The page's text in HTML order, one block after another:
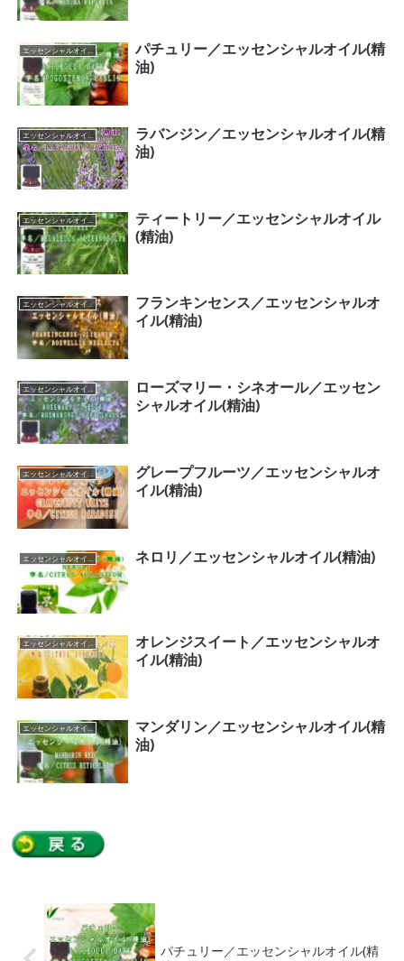
エッセンシャルオイル（カテゴリー一覧）
パチュリー／エッセンシャルオイル(精
油)
エッセンシャルオイル（カテゴリー一覧）
ラバンジン／エッセンシャルオイル(精
油)
エッセンシャルオイル（カテゴリー一覧）
ティートリー／エッセンシャルオイル
(精油)
エッセンシャルオイル（カテゴリー一覧）
フランキンセンス／エッセンシャルオ
イル(精油)
エッセンシャルオイル（カテゴリー一覧）
ローズマリー・シネオール／エッセン
シャルオイル(精油)
グレープフルーツ／エッセンシャルオ
イル(精油)
エッセンシャルオイル（カテゴリー一覧） ネロリ／エッセンシャルオイル(精油)
オレンジスイート／エッセンシャルオ
イル(精油)
エッセンシャルオイル（カテゴリー一覧）
マンダリン／エッセンシャルオイル(精
油)
パチュリー／エッセンシャルオイル(精